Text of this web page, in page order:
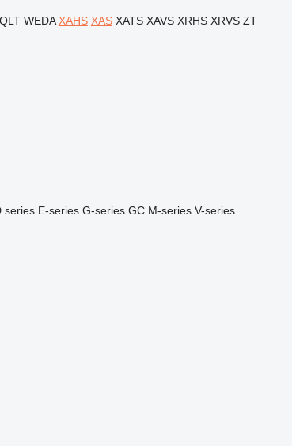
QLT WEDA XAHS XAS XATS XAVS XRHS XRVS ZT
series E-series G-series GC M-series V-series